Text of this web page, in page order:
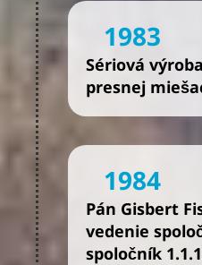
1983
Sériová
presnej
1984
Pán Gisbert
vedenie
spoločník